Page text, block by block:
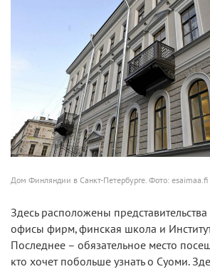
Дом Финляндии в Санкт-Петербурге. Фото: esaimaa.fi
Здесь расположены
офисы фирм, финская школа и
Последнее – обязательное место
кто хочет побольше узнать о Суоми.